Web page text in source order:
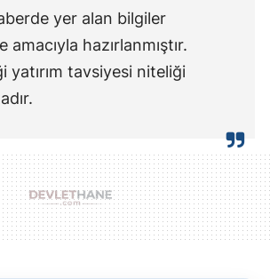
yer alan bilgiler
hazırlanmıştır.
yatırım tavsiyesi niteliği